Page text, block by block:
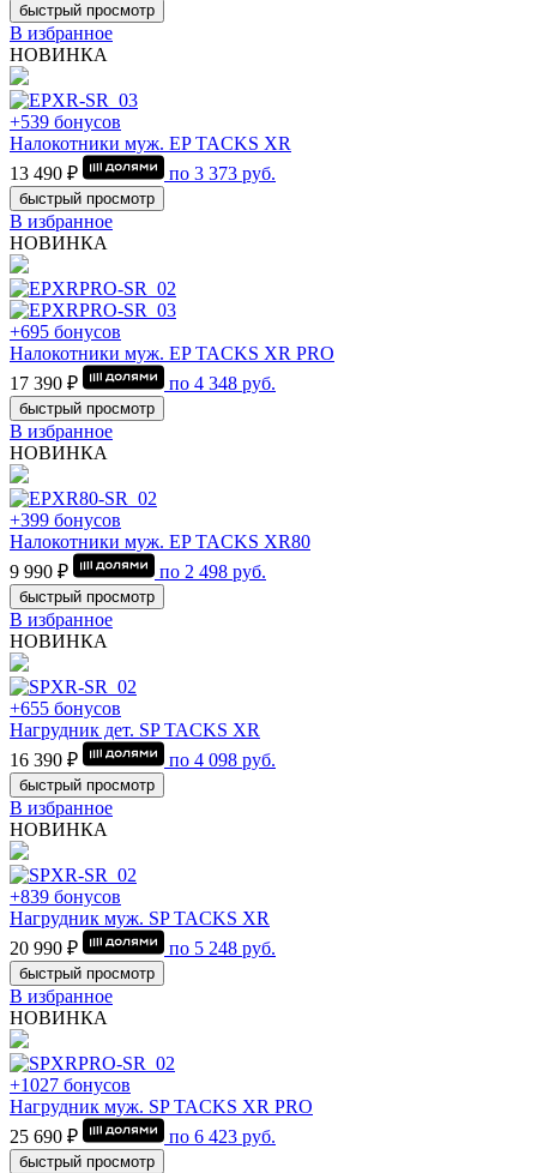
быстрый просмотр
В избранное
НОВИНКА
+539 бонусов
Налокотники муж. EP TACKS XR
13 490 ₽
по 3 373 руб.
быстрый просмотр
В избранное
НОВИНКА
+695 бонусов
Налокотники муж. EP TACKS XR PRO
17 390 ₽
по 4 348 руб.
быстрый просмотр
В избранное
НОВИНКА
+399 бонусов
Налокотники муж. EP TACKS XR80
9 990 ₽
по 2 498 руб.
быстрый просмотр
В избранное
НОВИНКА
+655 бонусов
Нагрудник дет. SP TACKS XR
16 390 ₽
по 4 098 руб.
быстрый просмотр
В избранное
НОВИНКА
+839 бонусов
Нагрудник муж. SP TACKS XR
20 990 ₽
по 5 248 руб.
быстрый просмотр
В избранное
НОВИНКА
+1027 бонусов
Нагрудник муж. SP TACKS XR PRO
25 690 ₽
по 6 423 руб.
быстрый просмотр